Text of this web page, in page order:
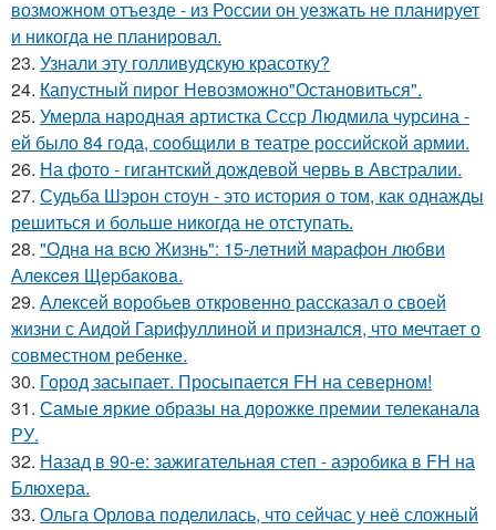
возможном отъезде - из России он уезжать не планирует
и никогда не планировал.
23. Узнали эту голливудскую красотку?
24. Капустный пирог Невозможно"Остановиться".
25. Умерла народная артистка Ссср Людмила чурсина -
ей было 84 года, сообщили в театре российской армии.
26. На фото - гигантский дождевой червь в Австралии.
27. Судьба Шэрон стоун - это история о том, как однажды
решиться и больше никогда не отступать.
28. "Однa нa вcю Жизнь": 15-лeтний мapaфoн любви
Алeкceя Щepбaкoвa.
29. Алексей воробьев откровенно рассказал о своей
жизни с Аидой Гарифуллиной и признался, что мечтает о
совместном ребенке.
30. Город засыпает. Просыпается FH на северном!
31. Самые яркие образы на дорожке премии телеканала
РУ.
32. Назад в 90-е: зажигательная степ - аэробика в FH на
Блюхера.
33. Ольга Орлова поделилась, что сейчас у неё сложный